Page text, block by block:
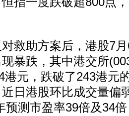
助方案后，港股7月
暴跌，其中港交所
港元，跌破了243港元
日港股环比成交量偏
预测市盈率39倍及34